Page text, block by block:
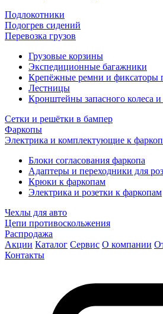
Подлокотники
Подогрев сидений
Перевозка грузов
Грузовые корзины
Экспедиционные багажники
Крепёжные ремни и фиксаторы
Лестницы
Кронштейны запасного колеса и
Сетки и решётки в бампер
Фаркопы
Электрика и комплектующие к
Блоки согласования фаркопа
Адаптеры и переходники для
Крюки к фаркопам
Электрика и розетки к фаркопам
Чехлы для авто
Цепи противоскольжения
Распродажа
Акции Каталог Сервис О компании
Контакты